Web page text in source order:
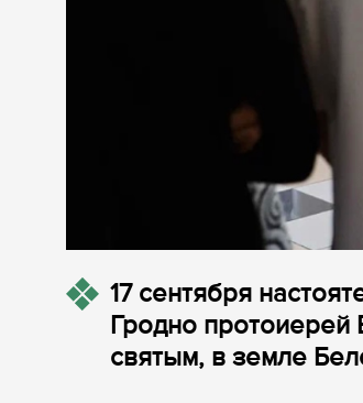
17 сентября
Гродно
святым, в земле